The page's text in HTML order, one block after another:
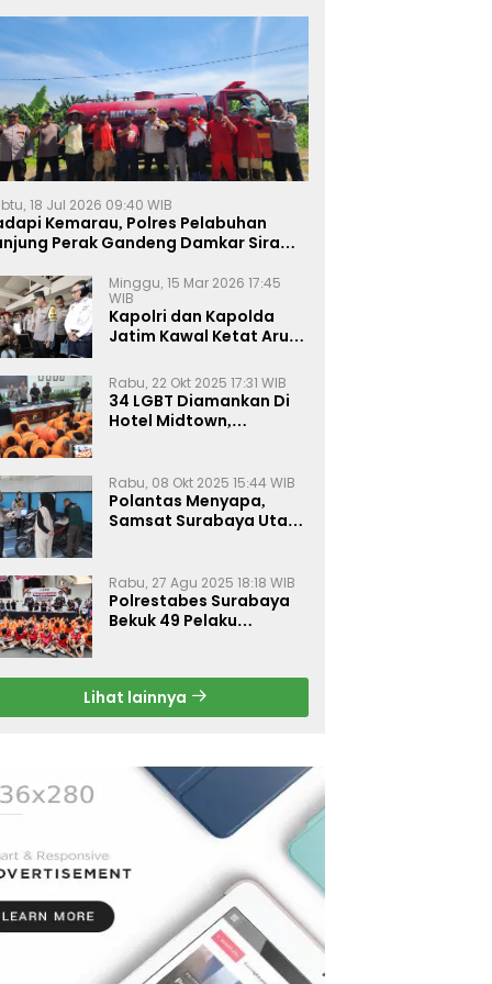
18 Jul 2026 09:40 WIB
Kemarau, Polres Pelabuhan
Perak Gandeng Damkar Siram
Minggu, 15 Mar 2026 17:45
WIB
Kapolri dan Kapolda
Jatim Kawal Ketat Arus
Rabu, 22 Okt 2025 17:31 WIB
34 LGBT Diamankan Di
Hotel Midtown,
Rabu, 08 Okt 2025 15:44 WIB
Polantas Menyapa,
Samsat Surabaya Utara
Rabu, 27 Agu 2025 18:18 WIB
Polrestabes Surabaya
Bekuk 49 Pelaku
Gratis
Lihat lainnya